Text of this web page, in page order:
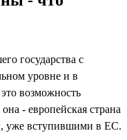
государства с
уровне и в
возможность
- европейская страна
уже вступившими в ЕС.